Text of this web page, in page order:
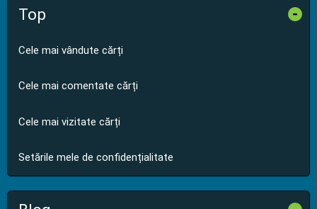
Top -
Cele mai vândute cărți
Cele mai comentate cărți
Cele mai vizitate cărți
Setările mele de confidențialitate